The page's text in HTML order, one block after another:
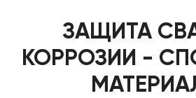
ЗАЩИТА
КОРРОЗИИ -